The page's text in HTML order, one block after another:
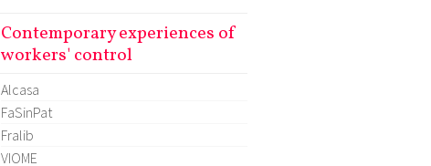
Contemporary experiences of
workers' control
Alcasa
FaSinPat
Fralib
VIOME